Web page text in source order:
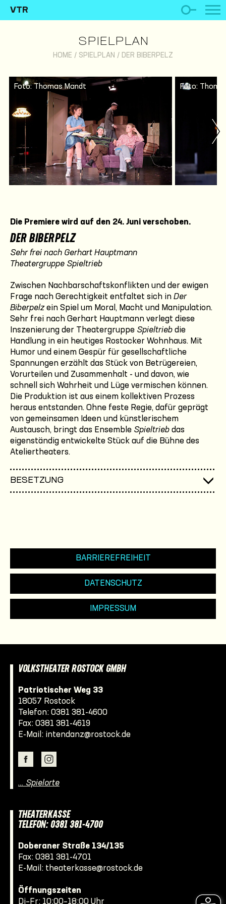
VTR
SPIELPLAN
HOME / SPIELPLAN / DER BIBERPELZ
Foto: Thomas Mandt Foto:
Die Premiere wird auf den 24. Juni verschoben.
DER BIBERPELZ
Sehr frei nach Gerhart Hauptmann
Theatergruppe Spieltrieb
Zwischen Nachbarschaftskonflikten und der ewigen
Frage nach Gerechtigkeit entfaltet sich in Der
Biberpelzein Spiel um Moral, Macht und Manipulation.
Sehr frei nach Gerhart Hauptmann verlegt diese
Inszenierung der Theatergruppe Spieltrieb die
Handlung in ein heutiges Rostocker Wohnhaus. Mit
Humor und einem Gespür für gesellschaftliche
Spannungen erzählt das Stück von Betrügereien,
Vorurteilen und Zusammenhalt - und davon, wie
schnell sich Wahrheit und Lüge vermischen können.
Die Produktion ist aus einem kollektiven Prozess
heraus entstanden. Ohne feste Regie, dafür geprägt
von gemeinsamen Ideen und künstlerischem
Austausch, bringt das Ensemble Spieltrieb das
eigenständig entwickelte Stück auf die Bühne des
Ateliertheaters.
BESETZUNG
BARRIEREFREIHEIT
DATENSCHUTZ
IMPRESSUM
VOLKSTHEATER ROSTOCK GMBH
Patriotischer Weg 33
18057 Rostock
Telefon: 0381 381-4600
Fax: 0381 381-4619
E-Mail: intendanz@rostock.de
… Spielorte
THEATERKASSE
TELEFON: 0381 381-4700
Doberaner Straße 134/135
Fax: 0381 381-4701
E-Mail: theaterkasse@rostock.de
Öffnungszeiten
Di–Fr: 10:00–18:00 Uhr